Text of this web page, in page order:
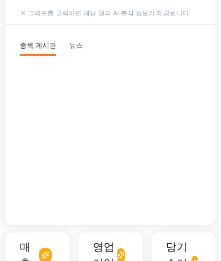
※ 그래프를 클릭하면 해당 월의 AI 분석 정보가 제공됩니다.
종목 게시판 뉴스
매
영업
당기